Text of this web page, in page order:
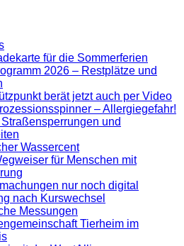
für die Sommerferien
2026 – Restplätze und
berät jetzt auch per Video
– Allergiegefahr!
und
Wassercent
für Menschen mit
nur noch digital
nach Kurswechsel
Messungen
Tierheim im